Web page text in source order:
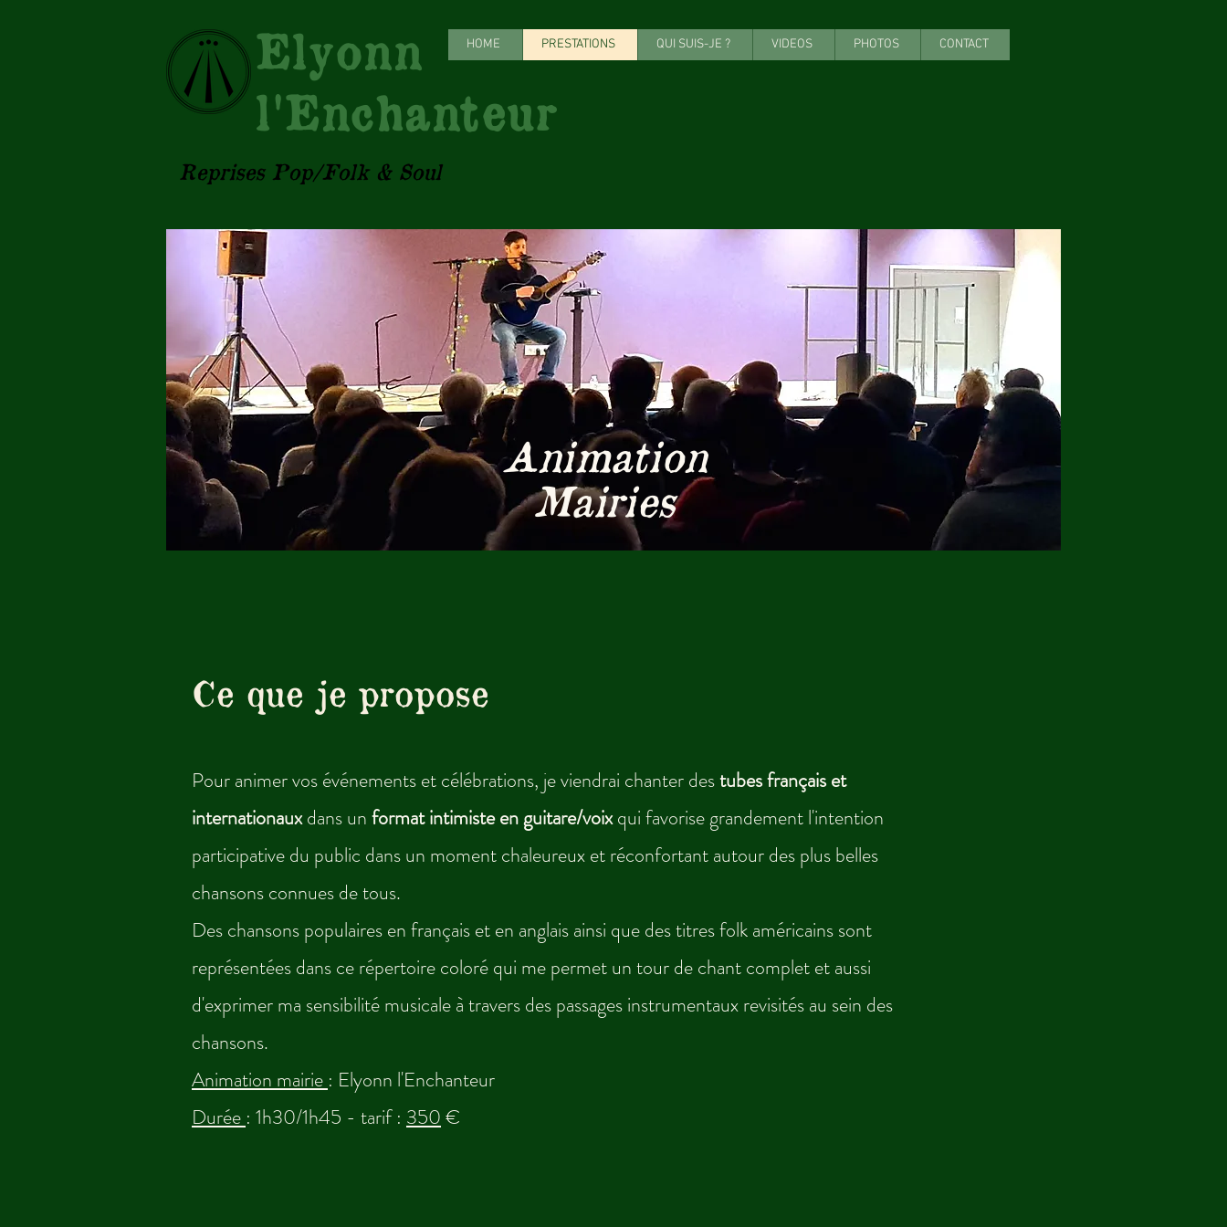
Elyonn
l'Enchanteur
HOME PRESTATIONS QUI SUIS-JE ? VIDEOS PHOTOS CONTACT
Reprises Pop/Folk & Soul
Animation
Mairies
Ce que je propose
Pour animer vos événements et célébrations, je viendrai chanter destubes français et
internationauxdans unformat intimiste en guitare/voixqui favorise grandement l'intention
participative du public dans un moment chaleureux et réconfortant autour des plus belles
chansons connues de tous.
Des chansons populaires en français et en anglais ainsi que des titres folk américains sont
représentées dans ce répertoire coloré qui me permet un tour de chant complet et aussi
d'exprimer ma sensibilité musicale à travers des passages instrumentaux revisités au sein des
chansons.
Animation mairie : Elyonn l'Enchanteur
Durée : 1h30/1h45 - tarif : 350€